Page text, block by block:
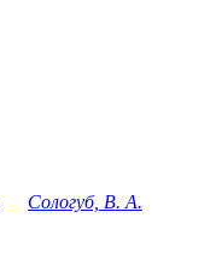
Сологуб, В. А.